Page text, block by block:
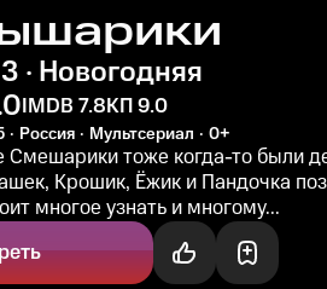
· Новогодняя
IMDB 7.8КП 9.0
Россия Мультсериал 0+
тоже когда-то были
Крошик, Ёжик и Пандочка
многое узнать и многому...